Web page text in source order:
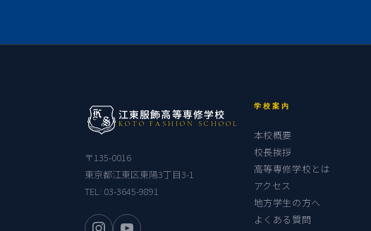
江東服飾高等専修学校
KOTO FASHION SCHOOL
〒135-0016
東京都江東区東陽3丁目3-1
TEL: 03-3645-9891
学校案内
本校概要
校長挨拶
高等専修学校とは
アクセス
地方学生の方へ
よくある質問